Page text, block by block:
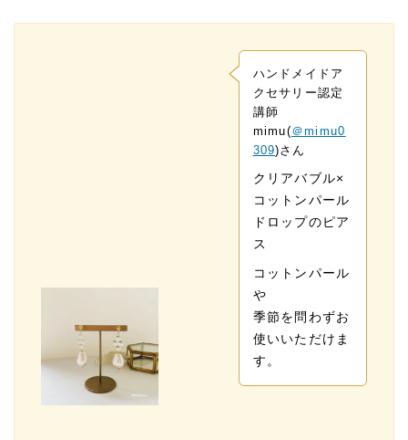
ハンドメイドア
クセサリー認定
講師
mimu(＠mimu0
309)さん
クリアバブル×
コットンパール
ドロップのピア
ス
コットンパール
や
季節を問わずお
使いいただけま
す。